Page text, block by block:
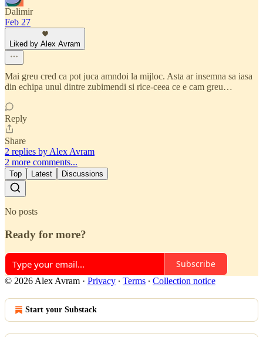
Dalimir
Feb 27
Liked by Alex Avram
Mai greu cred ca pot juca amndoi la mijloc. Asta ar insemna sa iasa
din echipa unul dintre zubimendi si rice-ceea ce e cam greu…
Reply
Share
2 replies by Alex Avram
2 more comments...
Top Latest Discussions
No posts
Ready for more?
Subscribe
© 2026 Alex Avram · Privacy ∙ Terms ∙ Collection notice
Start your Substack